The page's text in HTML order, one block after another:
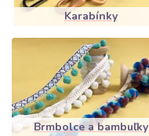
Karabínky
Brmbolce a bambuľky